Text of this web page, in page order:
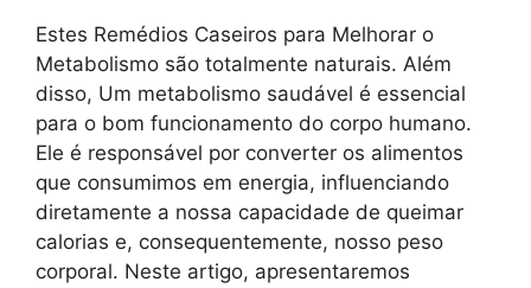
Estes Remédios Caseiros para Melhorar o
Metabolismo são totalmente naturais. Além
disso, Um metabolismo saudável é essencial
para o bom funcionamento do corpo humano.
Ele é responsável por converter os alimentos
que consumimos em energia, influenciando
diretamente a nossa capacidade de queimar
calorias e, consequentemente, nosso peso
corporal. Neste artigo, apresentaremos